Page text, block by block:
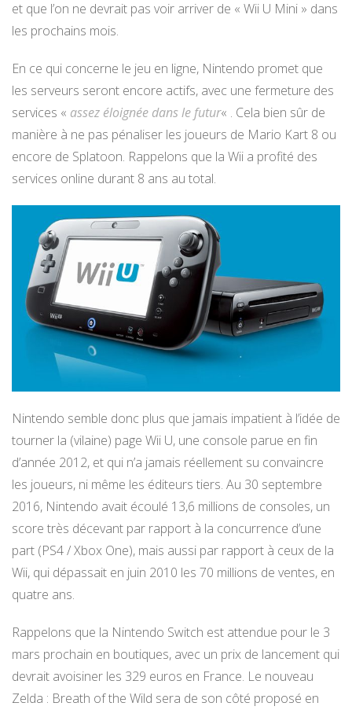
et que l’on ne devrait pas voir arriver de « Wii U Mini » dans
les prochains mois.
En ce qui concerne le jeu en ligne, Nintendo promet que
les serveurs seront encore actifs, avec une fermeture des
services « assez éloignée dans le futur« . Cela bien sûr de
manière à ne pas pénaliser les joueurs de Mario Kart 8 ou
encore de Splatoon. Rappelons que la Wii a profité des
services online durant 8 ans au total.
Nintendo semble donc plus que jamais impatient à l’idée de
tourner la (vilaine) page Wii U, une console parue en fin
d’année 2012, et qui n’a jamais réellement su convaincre
les joueurs, ni même les éditeurs tiers. Au 30 septembre
2016, Nintendo avait écoulé 13,6 millions de consoles, un
score très décevant par rapport à la concurrence d’une
part (PS4 / Xbox One), mais aussi par rapport à ceux de la
Wii, qui dépassait en juin 2010 les 70 millions de ventes, en
quatre ans.
Rappelons que la Nintendo Switch est attendue pour le 3
mars prochain en boutiques, avec un prix de lancement qui
devrait avoisiner les 329 euros en France. Le nouveau
Zelda : Breath of the Wild sera de son côté proposé en